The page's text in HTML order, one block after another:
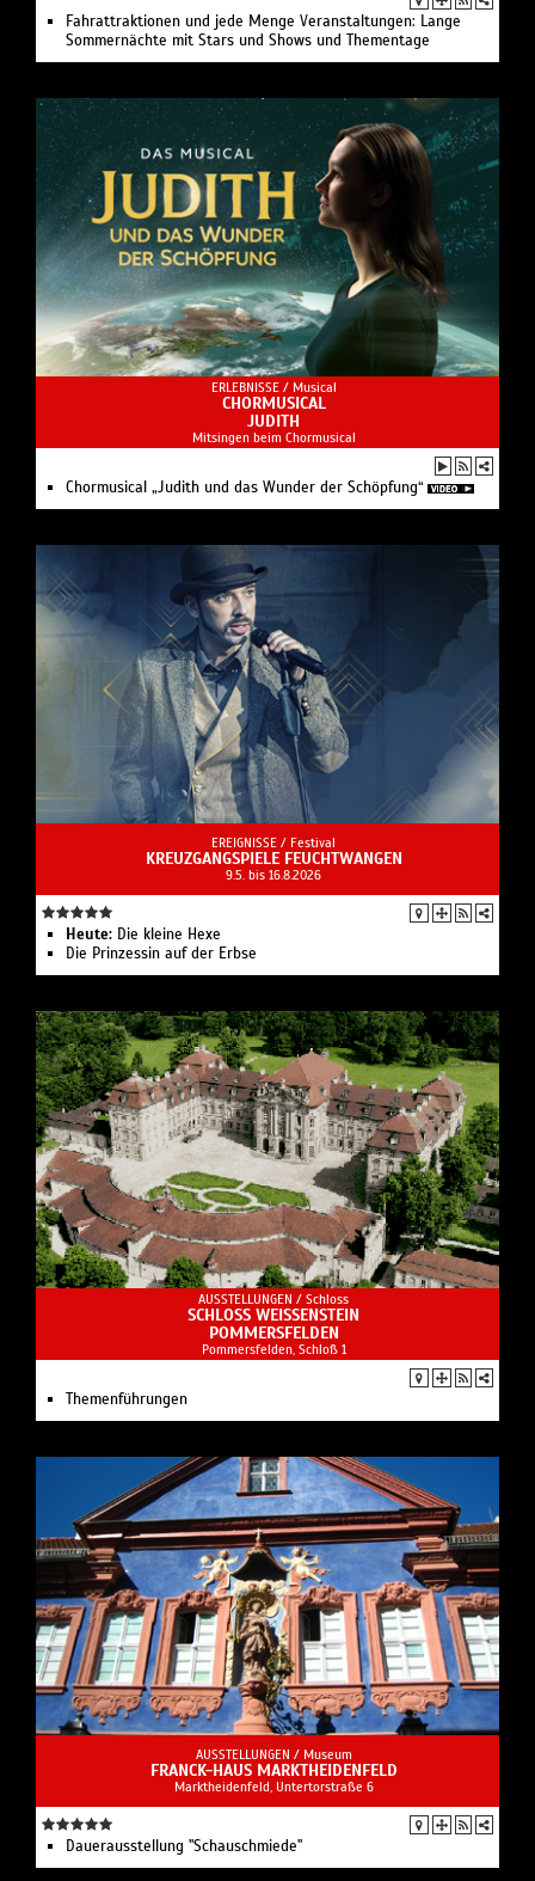
Fahrattraktionen und jede Menge Veranstaltungen: Lange
Sommernächte mit Stars und Shows und Thementage
ERLEBNISSE / Musical
CHORMUSICAL
JUDITH
Mitsingen beim Chormusical
Chormusical „Judith und das Wunder der Schöpfung“
EREIGNISSE / Festival
KREUZGANGSPIELE FEUCHTWANGEN
9.5. bis 16.8.2026
Heute: Die kleine Hexe
Die Prinzessin auf der Erbse
AUSSTELLUNGEN / Schloss
SCHLOSS WEISSENSTEIN
POMMERSFELDEN
Pommersfelden, Schloß 1
Themenführungen
AUSSTELLUNGEN / Museum
FRANCK-HAUS MARKTHEIDENFELD
Marktheidenfeld, Untertorstraße 6
Dauerausstellung "Schauschmiede"